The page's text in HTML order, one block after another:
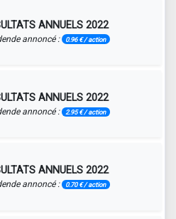
ANNUELS 2022
annoncé : 0.96 € / action
ANNUELS 2022
annoncé : 2.95 € / action
ANNUELS 2022
annoncé : 0.70 € / action